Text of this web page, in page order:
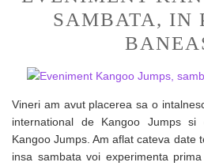
SAMBATA, IN
Vineri am avut placerea sa o
international de Kangoo Jumps
Kangoo Jumps. Am aflat cateva date
insa sambata voi experimenta